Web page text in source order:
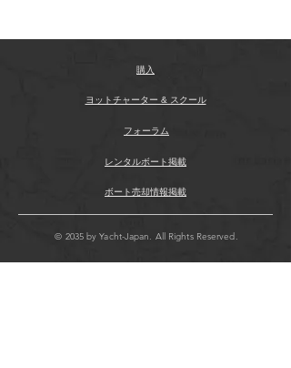
購入
ヨットチャーター & スクール
フォーラム
レンタルボート掲載
ボート売却情報掲載
© 2035 by Yacht-Japan. All Rights Reserved.